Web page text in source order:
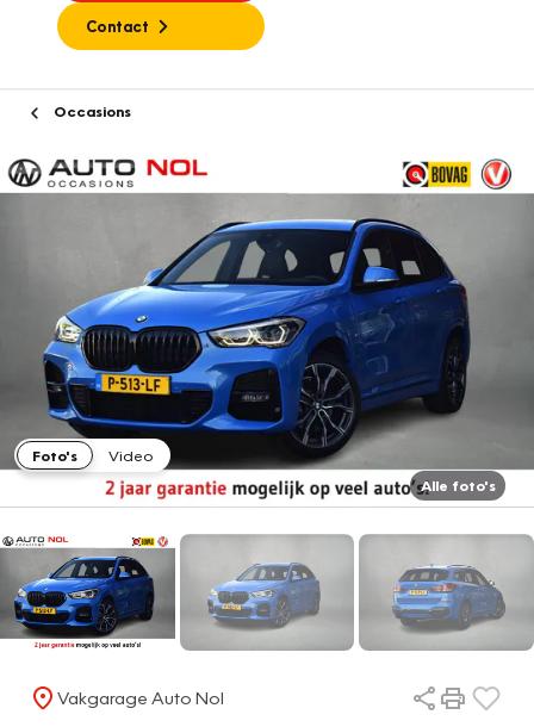
Contact
Occasions
Foto's
Video
Alle foto's
Vakgarage Auto Nol